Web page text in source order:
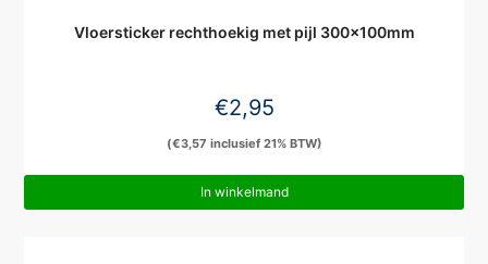
Vloersticker rechthoekig met pijl 300x100mm
€2,95
(€3,57 inclusief 21% BTW)
In winkelmand